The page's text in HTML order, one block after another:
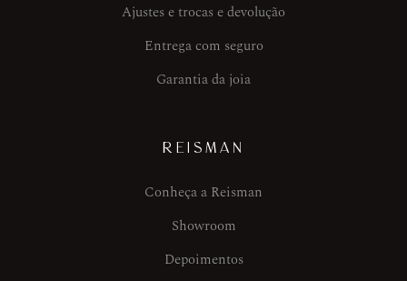
Ajustes e trocas e devolução
Entrega com seguro
Garantia da joia
REISMAN
Conheça a Reisman
Showroom
Depoimentos